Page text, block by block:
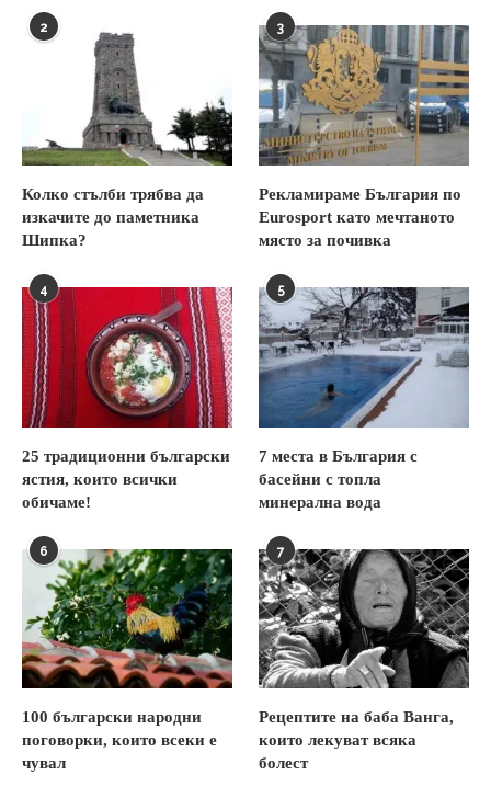
2
Колко стълби трябва да
изкачите до паметника
Шипка?
3
Рекламираме България по
Eurosport като мечтаното
място за почивка
4
25 традиционни български
ястия, които всички
обичаме!
5
7 места в България с
басейни с топла
минерална вода
6
100 български народни
поговорки, които всеки е
чувал
7
Рецептите на баба Ванга,
които лекуват всяка
болест